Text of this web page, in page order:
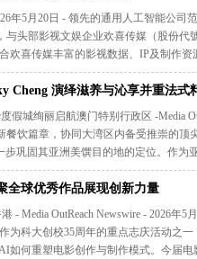
年5月20日 - 领先的通用人工智能公
与头部影视文娱企业欢喜传媒（股份代
欢喜传媒丰富的影视数据、IP及制作资
Cheng 演绎滋养与沁享并重法式
城绚丽启航澳门特别行政区 -Media
餐饮篇章，协同大湾区内备受推崇的
步巩固其亚洲美馔目的地的定位。作为
全球优秀作品展现创新力量
- Media OutReach Newswire - 2026年
为科大创校35周年的重点志庆活动之
如何重塑电影创作与制作模式。今届电